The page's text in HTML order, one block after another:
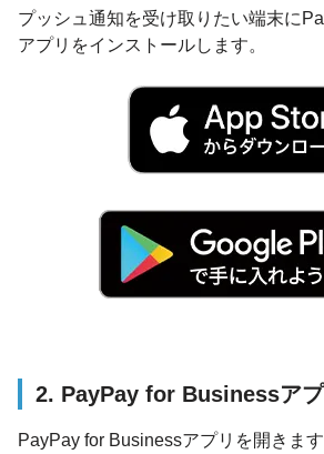
プッシュ通知を受け取りたい端末に
アプリをインストールします。
2. PayPay for Businessアプ
PayPay for Businessアプリを開きま